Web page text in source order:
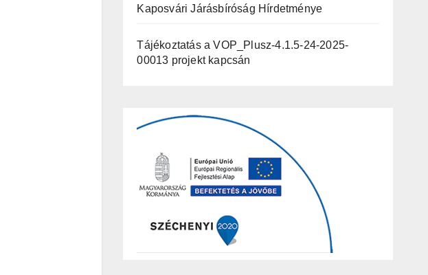
Kaposvári Járásbíróság Hírdetménye
Tájékoztatás a VOP_Plusz-4.1.5-24-2025-
00013 projekt kapcsán